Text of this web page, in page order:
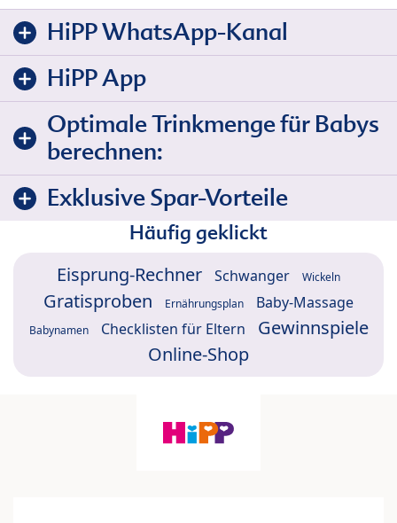
HiPP WhatsApp-Kanal
HiPP App
Optimale Trinkmenge für Babys
berechnen:
Exklusive Spar-Vorteile
Häufig geklickt
Eisprung-Rechner Schwanger Wickeln
Gratisproben Ernährungsplan Baby-Massage
Babynamen Checklisten für Eltern
Gewinnspiele
Online-Shop